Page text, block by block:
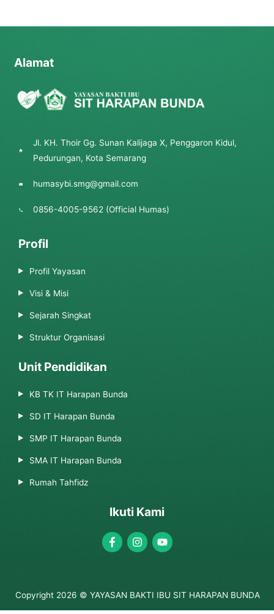
Alamat
Jl. KH. Thoir Gg. Sunan Kalijaga X, Penggaron Kidul,
Pedurungan, Kota Semarang
humasybi.smg@gmail.com
0856-4005-9562 (Official Humas)
Profil
Profil Yayasan
Visi & Misi
Sejarah Singkat
Struktur Organisasi
Unit Pendidikan
KB TK IT Harapan Bunda
SD IT Harapan Bunda
SMP IT Harapan Bunda
SMA IT Harapan Bunda
Rumah Tahfidz
Ikuti Kami
Copyright 2026 © YAYASAN BAKTI IBU SIT HARAPAN BUNDA